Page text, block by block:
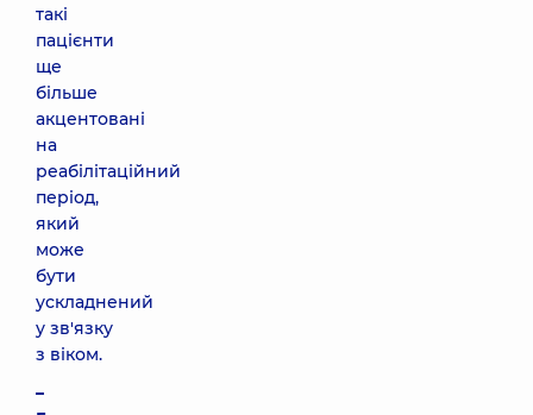
такі
пацієнти
ще
більше
акцентовані
на
реабілітаційний
період,
який
може
бути
ускладнений
у зв'язку
з віком.
–